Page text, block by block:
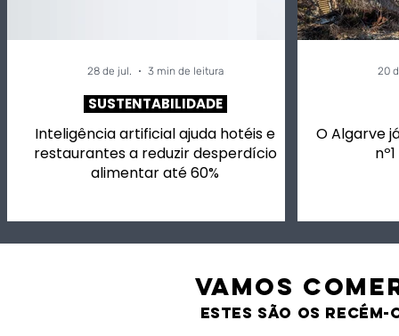
Inteligência artificial ajuda hotéis e
restaurantes a reduzir desperdício
alimentar até 60%
SUSTENTABILIDADE
28 de jul. 3 min de leitura
O Algarve
20
VAMOS
estes são os recém-